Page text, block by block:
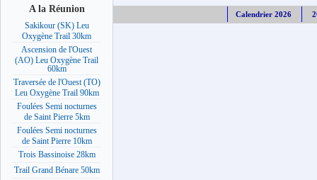
A la Réunion
Sakikour (SK) Leu
Oxygène Trail 30km
Ascension de l'Ouest
(AO) Leu Oxygène Trail
60km
Traversée de l'Ouest (TO)
Leu Oxygène Trail 90km
Foulées Semi nocturnes
de Saint Pierre 5km
Foulées Semi nocturnes
de Saint Pierre 10km
Trois Bassinoise 28km
Trail Grand Bénare 50km
Calendrier 2026